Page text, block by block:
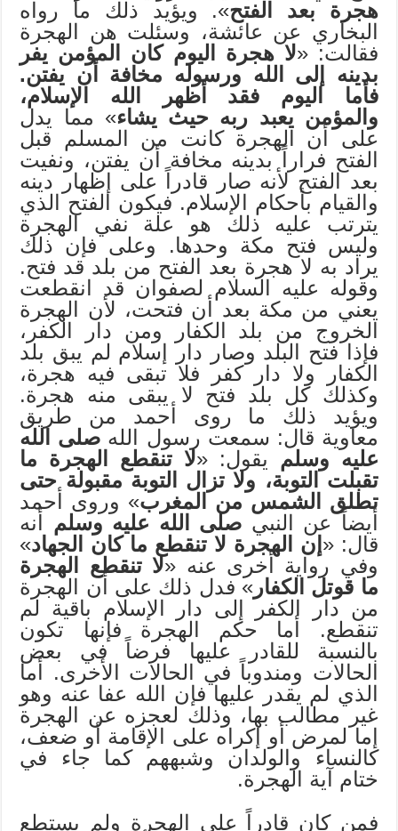
هجرة بعد الفتح». ويؤيد ذلك ما رواه
البخاري عن عائشة، وسئلت هن الهجرة
فقالت: «لا هجرة اليوم كان المؤمن يفر
بدينه إلى الله ورسوله مخافة أن يفتن.
فأما اليوم فقد أظهر الله الإسلام،
والمؤمن يعبد ربه حيث يشاء» مما يدل
على أن الهجرة كانت من المسلم قبل
الفتح فراراً بدينه مخافة أن يفتن، ونفيت
بعد الفتح لأنه صار قادراً على إظهار دينه
والقيام بأحكام الإسلام. فيكون الفتح الذي
يترتب عليه ذلك هو علة نفي الهجرة
وليس فتح مكة وحدها. وعلى فإن ذلك
يراد به لا هجرة بعد الفتح من بلد قد فتح.
وقوله عليه السلام لصفوان قد انقطعت
يعني من مكة بعد أن فتحت، لأن الهجرة
الخروج من بلد الكفار ومن دار الكفر،
فإذا فتح البلد وصار دار إسلام لم يبق بلد
الكفار ولا دار كفر فلا تبقى فيه هجرة،
وكذلك كل بلد فتح لا يبقى منه هجرة.
ويؤيد ذلك ما روى أحمد من طريق
معاوية قال: سمعت رسول الله صلى الله
عليه وسلم يقول: «لا تنقطع الهجرة ما
تقبلت التوبة، ولا تزال التوبة مقبولة حتى
تطلق الشمس من المغرب» وروى أحمد
أيضاً عن النبي صلى الله عليه وسلم أنه
قال: « إن الهجرة لا تنقطع ما كان الجهاد»
وفي رواية أخرى عنه «لا تنقطع الهجرة
ما قوتل الكفار » فدل ذلك على أن الهجرة
من دار الكفر إلى دار الإسلام باقية لم
تنقطع. أما حكم الهجرة فإنها تكون
بالنسبة للقادر عليها فرضاً في بعض
الحالات ومندوباً في الحالات الأخرى. أما
الذي لم يقدر عليها فإن الله عفا عنه وهو
غير مطالب بها، وذلك لعجزه عن الهجرة
إما لمرض أو إكراه على الإقامة أو ضعف،
كالنساء والولدان وشبههم كما جاء في
ختام آية الهجرة.
فمن كان قادراً على الهجرة ولم يستطع